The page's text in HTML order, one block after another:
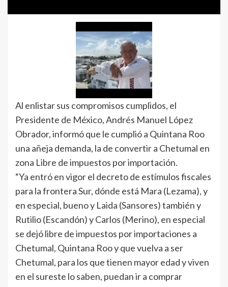
Al enlistar sus compromisos cumplidos, el
Presidente de México, Andrés Manuel López
Obrador, informó que le cumplió a Quintana Roo
una añeja demanda, la de convertir a Chetumal en
zona Libre de impuestos por importación.
“Ya entró en vigor el decreto de estímulos fiscales
para la frontera Sur, dónde está Mara (Lezama), y
en especial, bueno y Laida (Sansores) también y
Rutilio (Escandón) y Carlos (Merino), en especial
se dejó libre de impuestos por importaciones a
Chetumal, Quintana Roo y que vuelva a ser
Chetumal, para los que tienen mayor edad y viven
en el sureste lo saben, puedan ir a comprar